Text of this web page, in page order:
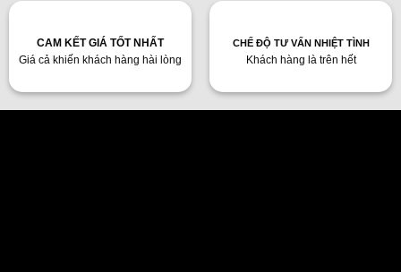
CAM KẾT GIÁ TỐT NHẤT
Giá cả khiến khách hàng hài lòng
CHẾ ĐỘ TƯ VẤN NHIỆT TÌNH
Khách hàng là trên hết